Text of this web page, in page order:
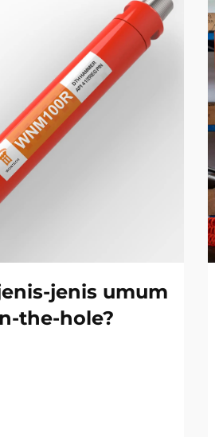
jenis umum
the-hole?